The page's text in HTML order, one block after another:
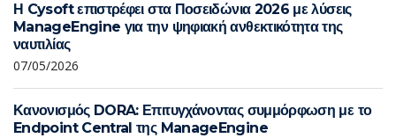
Η Cysoft επιστρέφει στα Ποσειδώνια 2026 με λύσεις
ManageEngine για την ψηφιακή ανθεκτικότητα της
ναυτιλίας
07/05/2026
Κανονισμός DORA: Επιτυγχάνοντας συμμόρφωση με το
Endpoint Central της ManageEngine